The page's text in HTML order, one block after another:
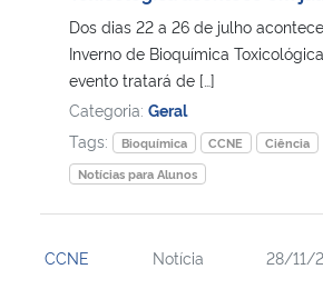
Dos dias 22 a 26 de julho
Inverno de Bioquímica
evento tratará de […]
Categoria: Geral
Tags:
Bioquímica CCNE
Ciência
Notícias para Alunos
CCNE Notícia 28/11/